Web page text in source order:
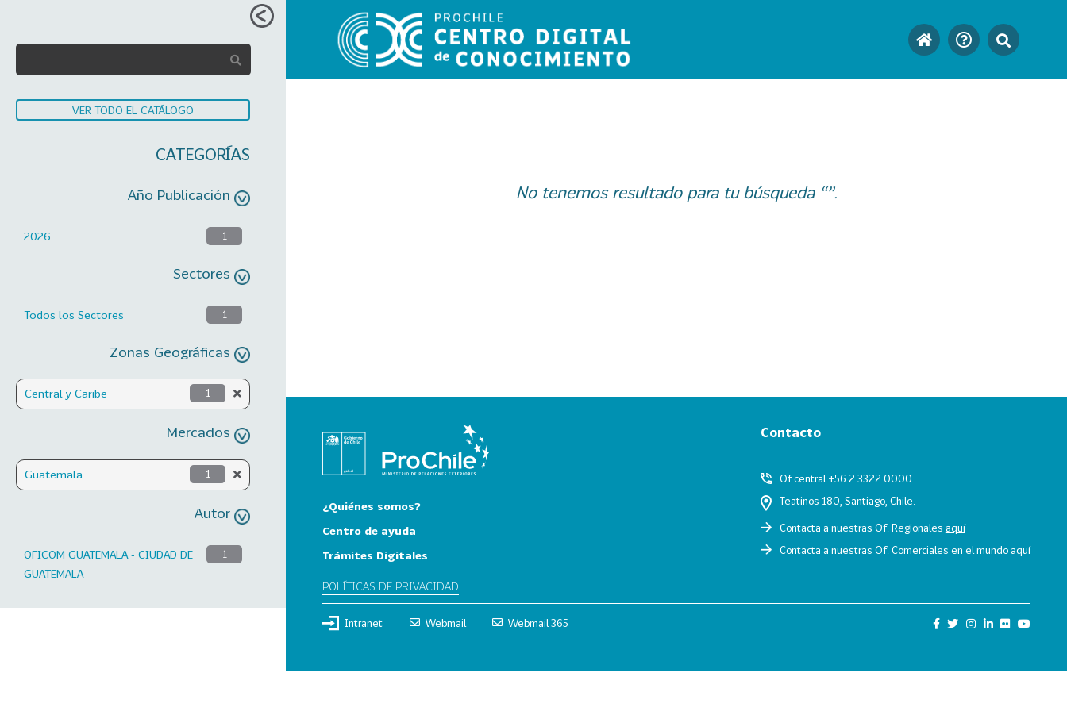
VER TODO EL CATÁLOGO
CATEGORÍAS
Año Publicación
2026 1
Sectores
Todos los Sectores 1
Zonas Geográficas
Central y Caribe 1
Mercados
Guatemala 1
Autor
OFICOM GUATEMALA - CIUDAD DE
GUATEMALA
1
No tenemos resultado para tu búsqueda “”.
¿Quiénes somos?
Centro de ayuda
Trámites Digitales
POLÍTICAS DE PRIVACIDAD
Contacto
Of central +56 2 3322 0000
Teatinos 180, Santiago, Chile.
Contacta a nuestras Of. Regionales aquí
Contacta a nuestras Of. Comerciales en el mundoaquí
Intranet Webmail Webmail 365